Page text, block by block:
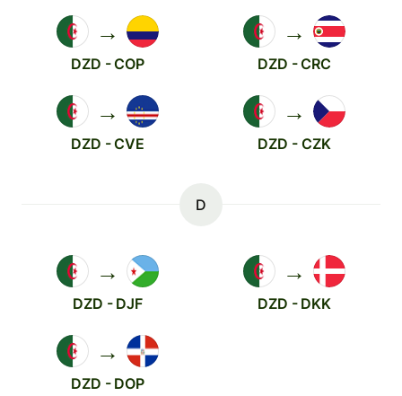
→
DZD - COP
→
DZD - CRC
→
DZD - CVE
→
DZD - CZK
D
→
DZD - DJF
→
DZD - DKK
→
DZD - DOP